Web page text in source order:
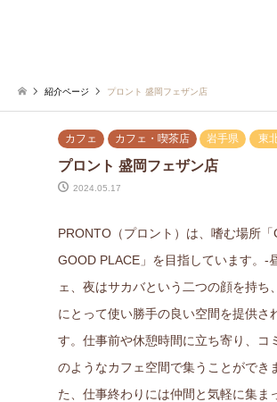
紹介ページ プロント 盛岡フェザン店
カフェ カフェ・喫茶店 岩手県 東
プロント 盛岡フェザン店
2024.05.17
PRONTO（プロント）は、嗜む場所「
GOOD PLACE」を目指しています。-
ェ、夜はサカバという二つの顔を持ち
にとって使い勝手の良い空間を提供さ
す。仕事前や休憩時間に立ち寄り、コ
のようなカフェ空間で集うことができ
た、仕事終わりには仲間と気軽に集ま